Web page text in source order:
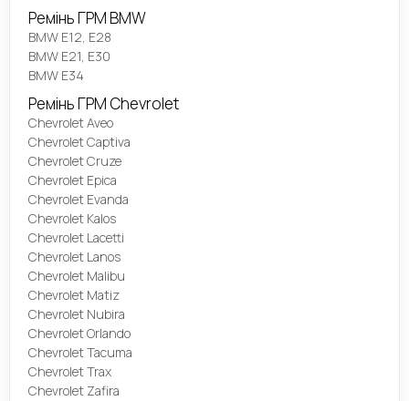
Ремінь ГРМ BMW
BMW E12, E28
BMW E21, E30
BMW E34
Ремінь ГРМ Chevrolet
Chevrolet Aveo
Chevrolet Captiva
Chevrolet Cruze
Chevrolet Epica
Chevrolet Evanda
Chevrolet Kalos
Chevrolet Lacetti
Chevrolet Lanos
Chevrolet Malibu
Chevrolet Matiz
Chevrolet Nubira
Chevrolet Orlando
Chevrolet Tacuma
Chevrolet Trax
Chevrolet Zafira